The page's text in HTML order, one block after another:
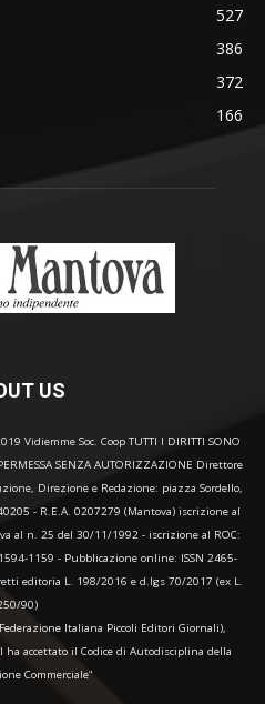
527
386
372
166
US
Vidiemme Soc. Coop TUTTI I DIRITTI SONO
SENZA AUTORIZZAZIONE Direttore
Direzione e Redazione: piazza Sordello,
- R.E.A. 0207279 (Mantova) iscrizione al
al n. 25 del 30/11/1992 - iscrizione al ROC:
1159 - Pubblicazione online: ISSN 2465-
editoria L. 198/2016 e d.lgs 70/2017 (ex L.
90)
Italiana Piccoli Editori Giornali),
ha accettato il Codice di Autodisciplina della
Commerciale"